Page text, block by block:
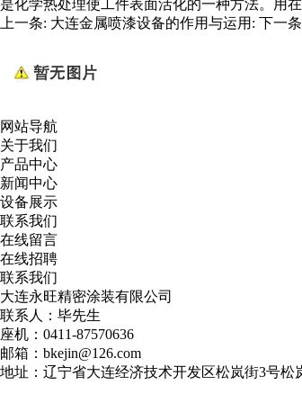
是化学热处理使工件表面活化的一种方法。用
上一条: 大连金属喷漆设备的作用与运用: 下一
网站导航
关于我们
产品中心
新闻中心
设备展示
联系我们
在线留言
在线招聘
联系我们
大连永旺精密涂装有限公司
联系人：毕先生
座机：0411-87570636
邮箱：bkejin@126.com
地址：辽宁省大连经济技术开发区松岚街3号